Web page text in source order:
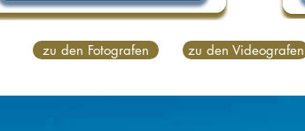
zu den Fotografen zu den Videografen